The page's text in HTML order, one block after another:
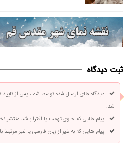
ثبت دیدگاه
دیدگاه های ارسال شده توسط شما، پس از
شد.
پیام هایی که حاوی تهمت یا افترا باشد منتشر
پیام هایی که به غیر از زبان فارسی یا غیر